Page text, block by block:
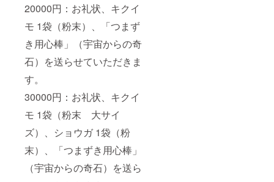
20000円：お礼状、キクイ
モ 1袋（粉末）、「つまず
き用心棒」（宇宙からの奇
石）を送らせていただきま
す。
30000円：お礼状、キクイ
モ 1袋（粉末 大サイ
ズ）、ショウガ 1袋（粉
末）、「つまずき用心棒」
（宇宙からの奇石）を送ら